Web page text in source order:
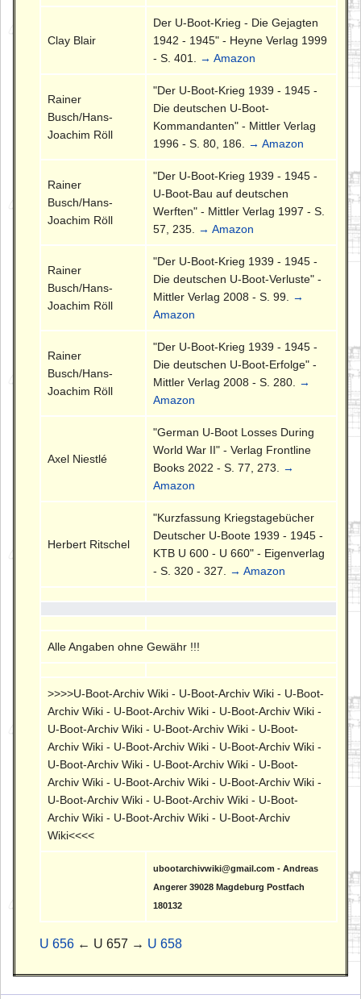
Clay Blair
Der U-Boot-Krieg - Die Gejagten
1942 - 1945" - Heyne Verlag 1999
- S. 401.
→ Amazon
Rainer
Busch/Hans-
Joachim Röll
"Der U-Boot-Krieg 1939 - 1945 -
Die deutschen U-Boot-
Kommandanten" - Mittler Verlag
1996 - S. 80, 186.
→ Amazon
Rainer
Busch/Hans-
Joachim Röll
"Der U-Boot-Krieg 1939 - 1945 -
U-Boot-Bau auf deutschen
Werften" - Mittler Verlag 1997 - S.
57, 235.
→ Amazon
Rainer
Busch/Hans-
Joachim Röll
"Der U-Boot-Krieg 1939 - 1945 -
Die deutschen U-Boot-Verluste" -
Mittler Verlag 2008 - S. 99.
→
Amazon
Rainer
Busch/Hans-
Joachim Röll
"Der U-Boot-Krieg 1939 - 1945 -
Die deutschen U-Boot-Erfolge" -
Mittler Verlag 2008 - S. 280.
→
Amazon
Axel Niestlé
"German U-Boot Losses During
World War II" - Verlag Frontline
Books 2022 - S. 77, 273.
→
Amazon
Herbert Ritschel
"Kurzfassung Kriegstagebücher
Deutscher U-Boote 1939 - 1945 -
KTB U 600 - U 660" - Eigenverlag
- S. 320 - 327.
→ Amazon
Alle Angaben ohne Gewähr !!!
>>>>U-Boot-Archiv Wiki - U-Boot-Archiv Wiki - U-Boot-
Archiv Wiki - U-Boot-Archiv Wiki - U-Boot-Archiv Wiki -
U-Boot-Archiv Wiki - U-Boot-Archiv Wiki - U-Boot-
Archiv Wiki - U-Boot-Archiv Wiki - U-Boot-Archiv Wiki -
U-Boot-Archiv Wiki - U-Boot-Archiv Wiki - U-Boot-
Archiv Wiki - U-Boot-Archiv Wiki - U-Boot-Archiv Wiki -
U-Boot-Archiv Wiki - U-Boot-Archiv Wiki - U-Boot-
Archiv Wiki - U-Boot-Archiv Wiki - U-Boot-Archiv
Wiki<<<<
ubootarchivwiki@gmail.com - Andreas
Angerer 39028 Magdeburg Postfach
180132
U 656 ← U 657 → U 658